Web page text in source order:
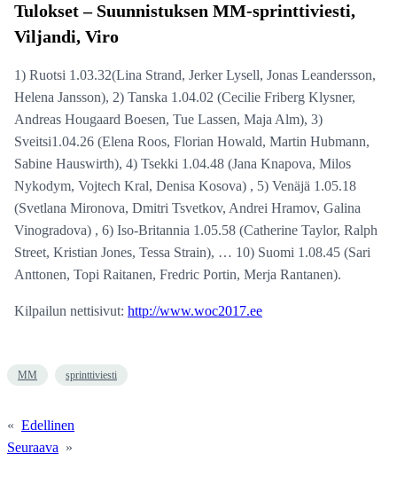
Tulokset – Suunnistuksen MM-sprinttiviesti,
Viljandi, Viro
1) Ruotsi 1.03.32(Lina Strand, Jerker Lysell, Jonas Leandersson,
Helena Jansson), 2) Tanska 1.04.02 (Cecilie Friberg Klysner,
Andreas Hougaard Boesen, Tue Lassen, Maja Alm), 3)
Sveitsi1.04.26 (Elena Roos, Florian Howald, Martin Hubmann,
Sabine Hauswirth), 4) Tsekki 1.04.48 (Jana Knapova, Milos
Nykodym, Vojtech Kral, Denisa Kosova) , 5) Venäjä 1.05.18
(Svetlana Mironova, Dmitri Tsvetkov, Andrei Hramov, Galina
Vinogradova) , 6) Iso-Britannia 1.05.58 (Catherine Taylor, Ralph
Street, Kristian Jones, Tessa Strain), … 10) Suomi 1.08.45 (Sari
Anttonen, Topi Raitanen, Fredric Portin, Merja Rantanen).
Kilpailun nettisivut: http://www.woc2017.ee
MM sprinttiviesti
« Edellinen
Seuraava »